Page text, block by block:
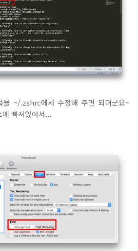
을 ~/.zshrc에서 수정해 주면 되더군요~
빠져있어서...